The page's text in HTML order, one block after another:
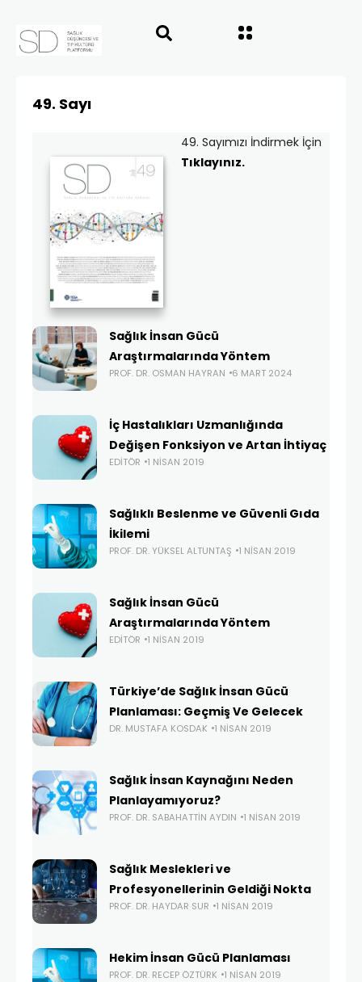
49. Sayı
49. Sayımızı İndirmek İçin
Tıklayınız.
Sağlık İnsan Gücü
Araştırmalarında Yöntem
PROF. DR. OSMAN HAYRAN 6 MART 2024
İç Hastalıkları Uzmanlığında
Değişen Fonksiyon ve Artan İhtiyaç
EDITÖR 1 NISAN 2019
Sağlıklı Beslenme ve Güvenli Gıda
İkilemi
PROF. DR. YÜKSEL ALTUNTAŞ 1 NISAN 2019
Sağlık İnsan Gücü
Araştırmalarında Yöntem
EDITÖR 1 NISAN 2019
Türkiye’de Sağlık İnsan Gücü
Planlaması: Geçmiş Ve Gelecek
DR. MUSTAFA KOSDAK 1 NISAN 2019
Sağlık İnsan Kaynağını Neden
Planlayamıyoruz?
PROF. DR. SABAHATTIN AYDIN 1 NISAN 2019
Sağlık Meslekleri ve
Profesyonellerinin Geldiği Nokta
PROF. DR. HAYDAR SUR 1 NISAN 2019
Hekim İnsan Gücü Planlaması
PROF. DR. RECEP ÖZTÜRK 1 NISAN 2019